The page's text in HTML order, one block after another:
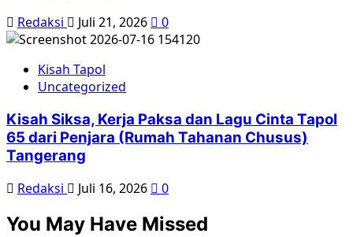
Redaksi Juli 21, 2026 0
Kisah Tapol
Uncategorized
Kisah Siksa, Kerja Paksa dan Lagu Cinta Tapol
65 dari Penjara (Rumah Tahanan Chusus)
Tangerang
Redaksi Juli 16, 2026 0
You May Have Missed